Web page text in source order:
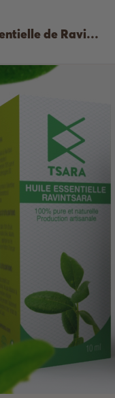
L’huile essentielle de Ravintsara bio